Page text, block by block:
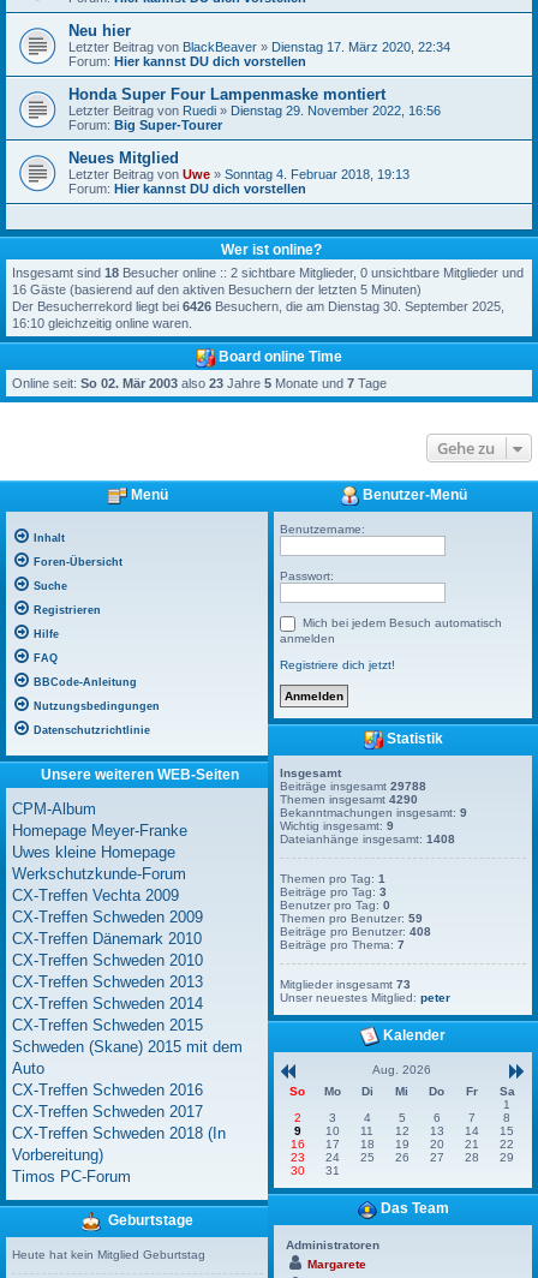
Neu hier
Letzter Beitrag von BlackBeaver » Dienstag 17. März 2020, 22:34
Forum: Hier kannst DU dich vorstellen
Honda Super Four Lampenmaske montiert
Letzter Beitrag von Ruedi » Dienstag 29. November 2022, 16:56
Forum: Big Super-Tourer
Neues Mitglied
Letzter Beitrag von Uwe » Sonntag 4. Februar 2018, 19:13
Forum: Hier kannst DU dich vorstellen
Wer ist online?
Insgesamt sind 18 Besucher online :: 2 sichtbare Mitglieder, 0 unsichtbare Mitglieder und
16 Gäste (basierend auf den aktiven Besuchern der letzten 5 Minuten)
Der Besucherrekord liegt bei 6426 Besuchern, die am Dienstag 30. September 2025,
16:10 gleichzeitig online waren.
Board online Time
Online seit: So 02. Mär 2003 also 23 Jahre 5 Monate und 7 Tage
Gehe zu
Menü
Inhalt
Foren-Übersicht
Suche
Registrieren
Hilfe
FAQ
BBCode-Anleitung
Nutzungsbedingungen
Datenschutzrichtlinie
Unsere weiteren WEB-Seiten
CPM-Album
Homepage Meyer-Franke
Uwes kleine Homepage
Werkschutzkunde-Forum
CX-Treffen Vechta 2009
CX-Treffen Schweden 2009
CX-Treffen Dänemark 2010
CX-Treffen Schweden 2010
CX-Treffen Schweden 2013
CX-Treffen Schweden 2014
CX-Treffen Schweden 2015
Schweden (Skane) 2015 mit dem
Auto
CX-Treffen Schweden 2016
CX-Treffen Schweden 2017
CX-Treffen Schweden 2018 (In
Vorbereitung)
Timos PC-Forum
Geburtstage
Heute hat kein Mitglied Geburtstag
Benutzer-Menü
Benutzername:
Passwort:
Mich bei jedem Besuch automatisch
anmelden
Registriere dich jetzt!
Statistik
Insgesamt
Beiträge insgesamt29788
Themen insgesamt4290
Bekanntmachungen insgesamt:9
Wichtig insgesamt:9
Dateianhänge insgesamt:1408
Themen pro Tag:1
Beiträge pro Tag:3
Benutzer pro Tag:0
Themen pro Benutzer:59
Beiträge pro Benutzer:408
Beiträge pro Thema:7
Mitglieder insgesamt73
Unser neuestes Mitglied:peter
Kalender
Aug. 2026
So
Mo Di Mi Do Fr
Sa
1
2
3 4 5 6 7
8
9
10 11 12 13 14
15
16
17 18 19 20 21
22
23
24 25 26 27 28
29
30
31
Das Team
Administratoren
Margarete